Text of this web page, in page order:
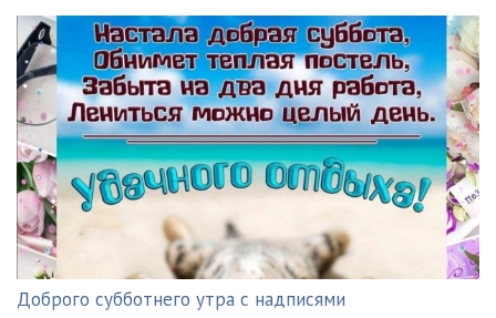
Доброго субботнего утра с надписями